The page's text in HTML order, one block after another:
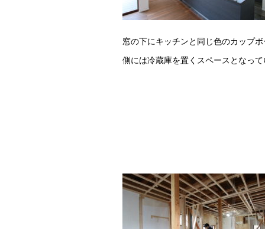
窓の下にキッチンと同じ色のカップ
側には冷蔵庫を置くスペースとなっ